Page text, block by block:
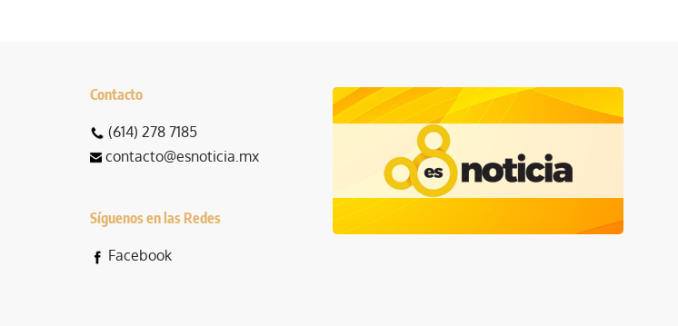
Contacto
(614) 278 7185
contacto@esnoticia.mx
Síguenos en las Redes
Facebook